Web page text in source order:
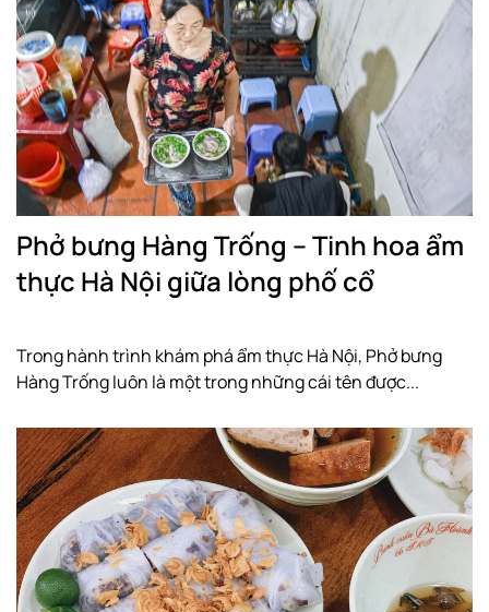
Phở bưng Hàng Trống – Tinh hoa ẩm
thực Hà Nội giữa lòng phố cổ
Trong hành trình khám phá ẩm thực Hà Nội, Phở bưng
Hàng Trống luôn là một trong những cái tên được...